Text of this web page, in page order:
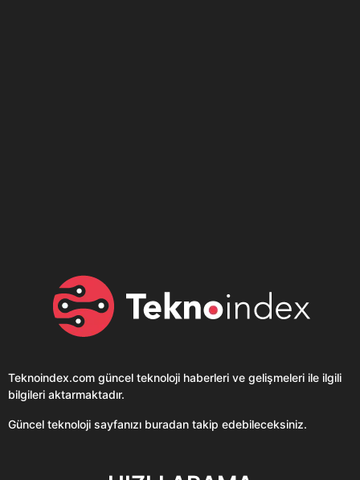
Teknoindex.com güncel teknoloji haberleri ve gelişmeleri ile ilgili
bilgileri aktarmaktadır.
Güncel teknoloji sayfanızı buradan takip edebileceksiniz.